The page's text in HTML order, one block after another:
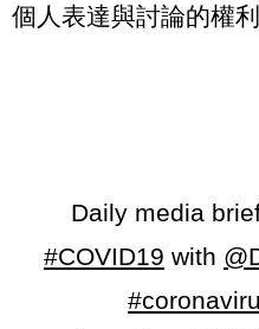
個人表達與討論的權利
Daily media
#COVID19 with